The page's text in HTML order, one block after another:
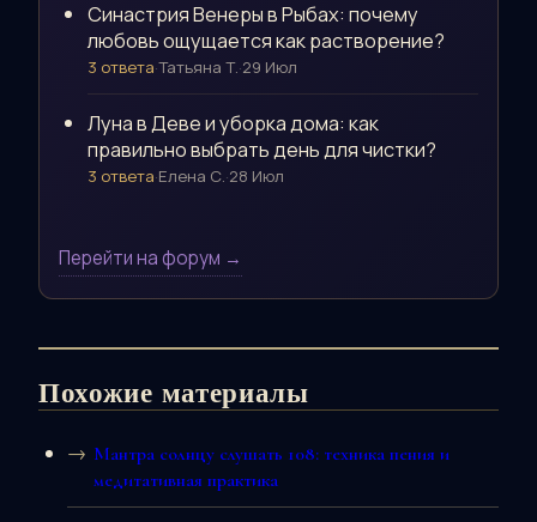
Синастрия Венеры в Рыбах: почему
любовь ощущается как растворение?
3 ответа·Татьяна Т.·29 Июл
Луна в Деве и уборка дома: как
правильно выбрать день для чистки?
3 ответа·Елена С.·28 Июл
Перейти на форум →
Похожие материалы
Мантра солнцу слушать 108: техника пения и
медитативная практика